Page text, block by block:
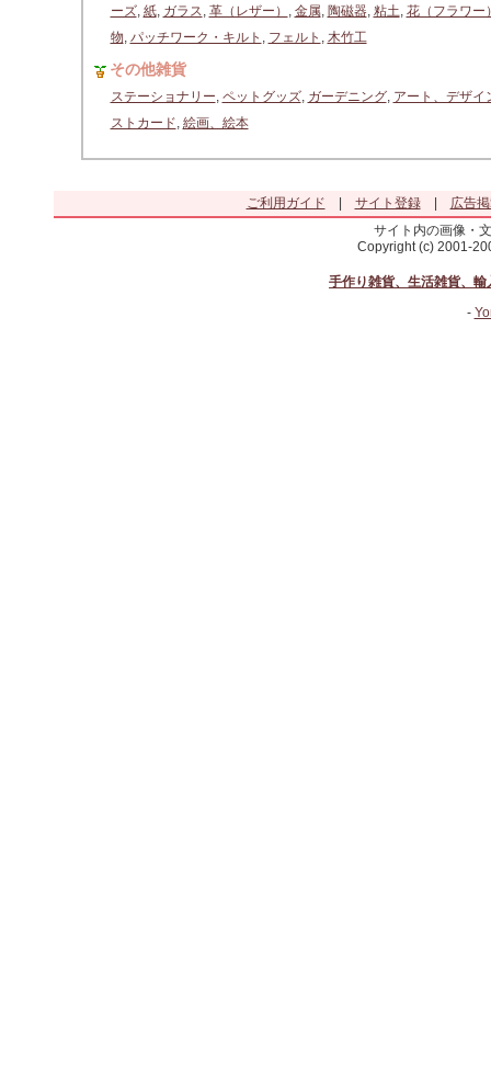
ーズ, 紙, ガラス, 革（レザー） , 金属, 陶磁器, 粘土, 花（フラワー
物, パッチワーク・キルト , フェルト , 木竹工
その他雑貨
ステーショナリー, ペットグッズ, ガーデニング, アート、デザイ
ストカード, 絵画、絵本
ご利用ガイド サイト登録|
広告
サイト内の画像・
Copyright (c) 2001-
手作り雑貨、生活雑貨、
-